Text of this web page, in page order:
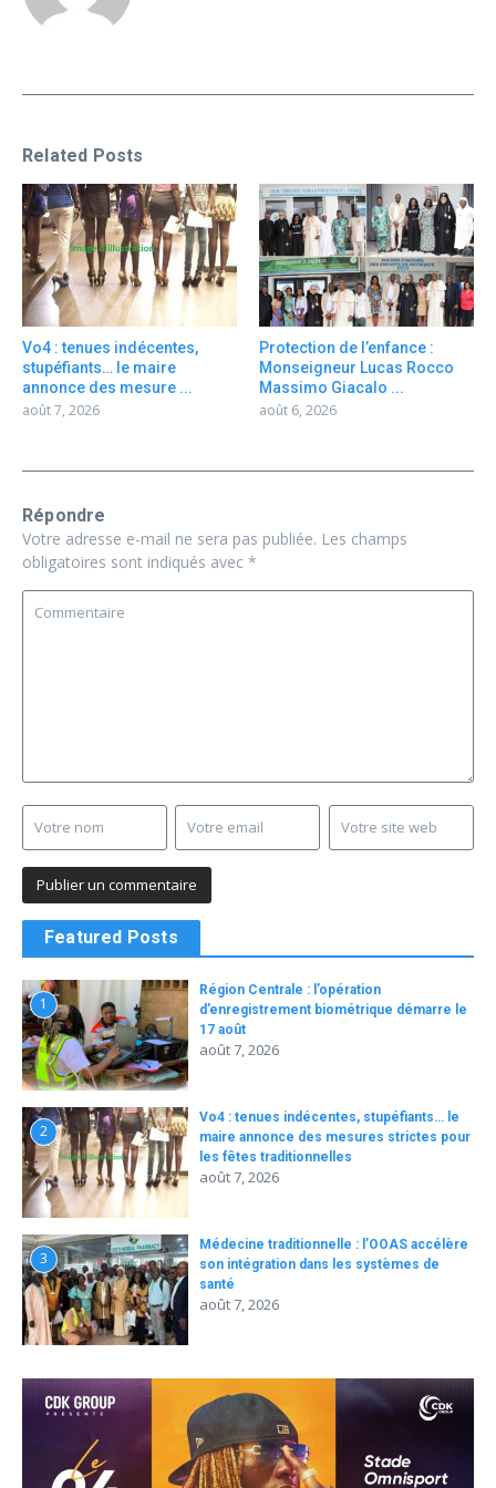
Related Posts
Vo4 : tenues indécentes,
stupéfiants… le maire
annonce des mesure ...
août 7, 2026
Protection de l’enfance :
Monseigneur Lucas Rocco
Massimo Giacalo ...
août 6, 2026
Répondre
Votre adresse e-mail ne sera pas publiée. Les champs
obligatoires sont indiqués avec *
Featured Posts
1
Région Centrale : l’opération
d’enregistrement biométrique démarre le
17 août
août 7, 2026
2
Vo4 : tenues indécentes, stupéfiants… le
maire annonce des mesures strictes pour
les fêtes traditionnelles
août 7, 2026
3
Médecine traditionnelle : l’OOAS accélère
son intégration dans les systèmes de
santé
août 7, 2026